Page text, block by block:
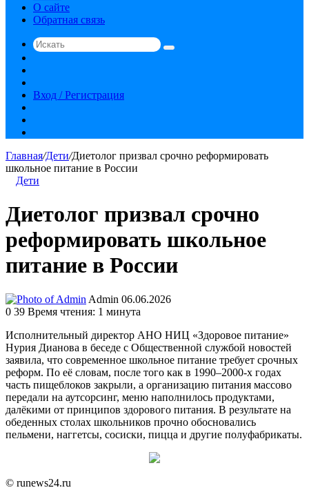
О сайте
Обратная связь
Искать
статья
Вход / Регистрация
Главная/Дети/Диетолог призвал срочно реформировать
школьное питание в России
Дети
Диетолог призвал срочно
реформировать школьное
питание в России
Admin Send
an
06.06.2026
0 39 Время чтения: 1 минута
Исполнительный директор АНО НИЦ «Здоровое питание»
Нурия Дианова в беседе с Общественной службой новостей
заявила, что современное школьное питание требует срочных
реформ. По её словам, после того как в 1990–2000‑х годах
часть пищеблоков закрыли, а организацию питания массово
передали на аутсорсинг, меню наполнилось продуктами,
далёкими от принципов здорового питания. В результате на
обеденных столах школьников прочно обосновались
пельмени, наггетсы, сосиски, пицца и другие полуфабрикаты.
© runews24.ru